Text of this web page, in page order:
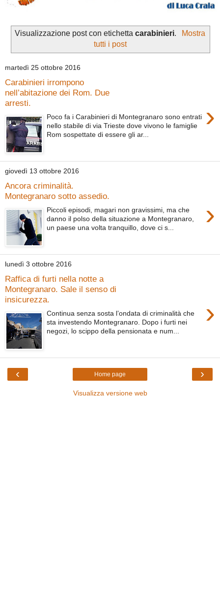
Visualizzazione post con etichettacarabinieri.
Mostra
tutti i post
martedì 25 ottobre 2016
Carabinieri irrompono
nell’abitazione dei Rom. Due
arresti.
›
Poco fa i Carabinieri di Montegranaro sono entrati
nello stabile di via Trieste dove vivono le famiglie
Rom sospettate di essere gli ar...
giovedì 13 ottobre 2016
Ancora criminalità.
Montegranaro sotto assedio.
›
Piccoli episodi, magari non gravissimi, ma che
danno il polso della situazione a Montegranaro,
un paese una volta tranquillo, dove ci s...
lunedì 3 ottobre 2016
Raffica di furti nella notte a
Montegranaro. Sale il senso di
insicurezza.
›
Continua senza sosta l’ondata di criminalità che
sta investendo Montegranaro. Dopo i furti nei
negozi, lo scippo della pensionata e num...
‹ ›
Home page
Visualizza versione web